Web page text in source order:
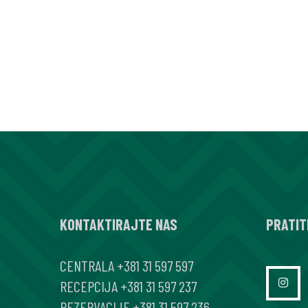
KONTAKTIRAJTE NAS
CENTRALA+381 31 597 597
RECEPCIJA+381 31 597 237